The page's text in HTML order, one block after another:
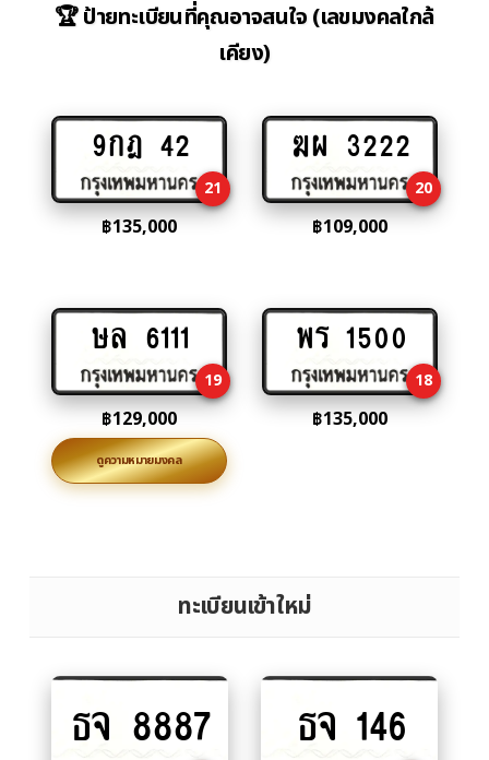
🏆 ป้ายทะเบียนที่คุณอาจสนใจ (เลขมงคลใกล้
เคียง)
Add
cart
9กฎ 42
21
฿135,000
Add
cart
ฆผ 3222
20
฿109,000
Add
cart
ษล 6111
19
฿129,000
ดูความหมายมงคล
Add
cart
พร 1500
18
฿135,000
ทะเบียนเข้าใหม่
to
ธจ 8887
to
ธจ 146